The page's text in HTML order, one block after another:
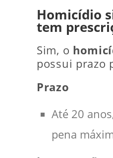
Homicídio
tem
Sim, o
possui prazo
Prazo
Até 20
pena